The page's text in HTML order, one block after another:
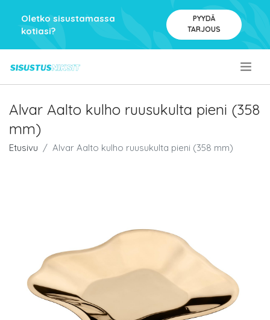
Oletko sisustamassa
kotiasi?
PYYDÄ
TARJOUS
Alvar Aalto kulho ruusukulta pieni (358
mm)
Etusivu Alvar Aalto kulho ruusukulta pieni (358 mm)